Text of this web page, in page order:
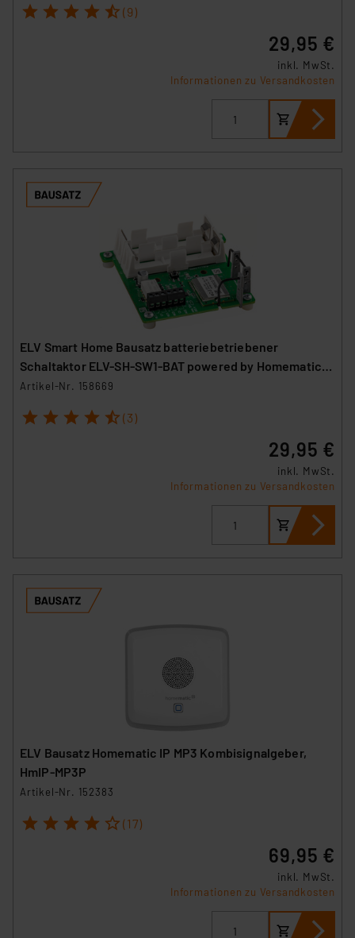
1 2 3 4 5 (9)
29,95 €
inkl. MwSt.
Informationen zu Versandkosten
ELV Smart Home Bausatz batteriebetriebener
Schaltaktor ELV-SH-SW1-BAT powered by Homematic
IP
Artikel-Nr. 158669
1 2 3 4 5 (3)
29,95 €
inkl. MwSt.
Informationen zu Versandkosten
ELV Bausatz Homematic IP MP3 Kombisignalgeber,
HmIP-MP3P
Artikel-Nr. 152383
1 2 3 4 5 (17)
69,95 €
inkl. MwSt.
Informationen zu Versandkosten